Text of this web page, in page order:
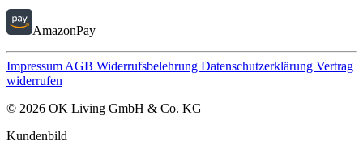
AmazonPay
ImpressumAGB Widerrufsbelehrung Datenschutzerklärung Vertrag
widerrufen
© 2026 OK Living GmbH & Co. KG
Kundenbild